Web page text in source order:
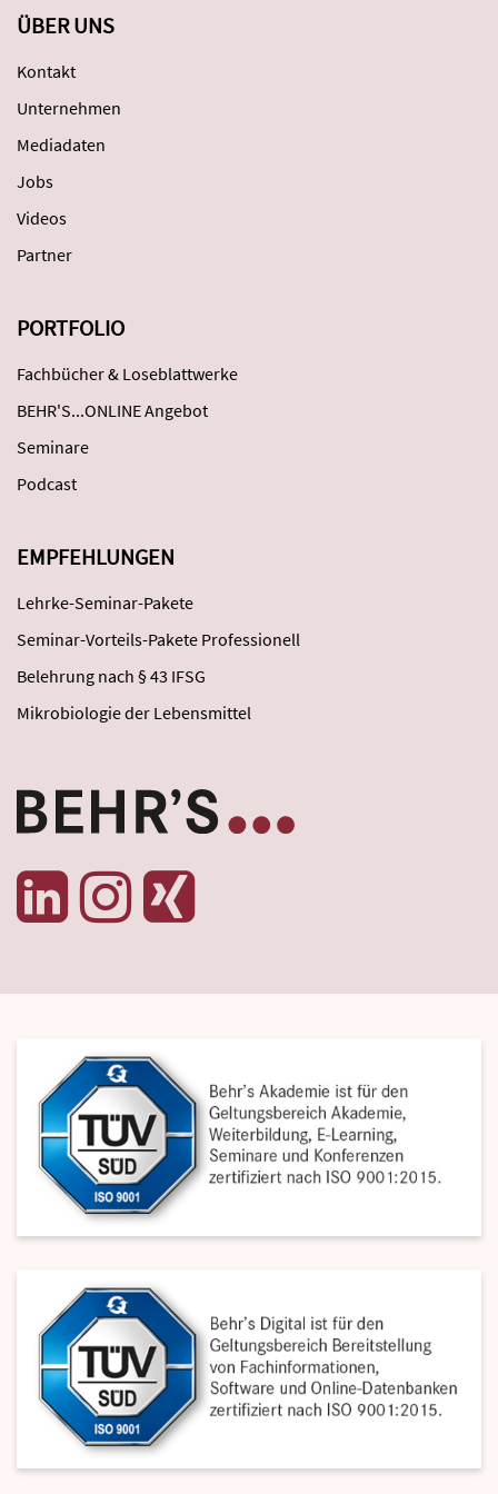
ÜBER UNS
Kontakt
Unternehmen
Mediadaten
Jobs
Videos
Partner
PORTFOLIO
Fachbücher & Loseblattwerke
BEHR'S...ONLINE Angebot
Seminare
Podcast
EMPFEHLUNGEN
Lehrke-Seminar-Pakete
Seminar-Vorteils-Pakete Professionell
Belehrung nach § 43 IFSG
Mikrobiologie der Lebensmittel